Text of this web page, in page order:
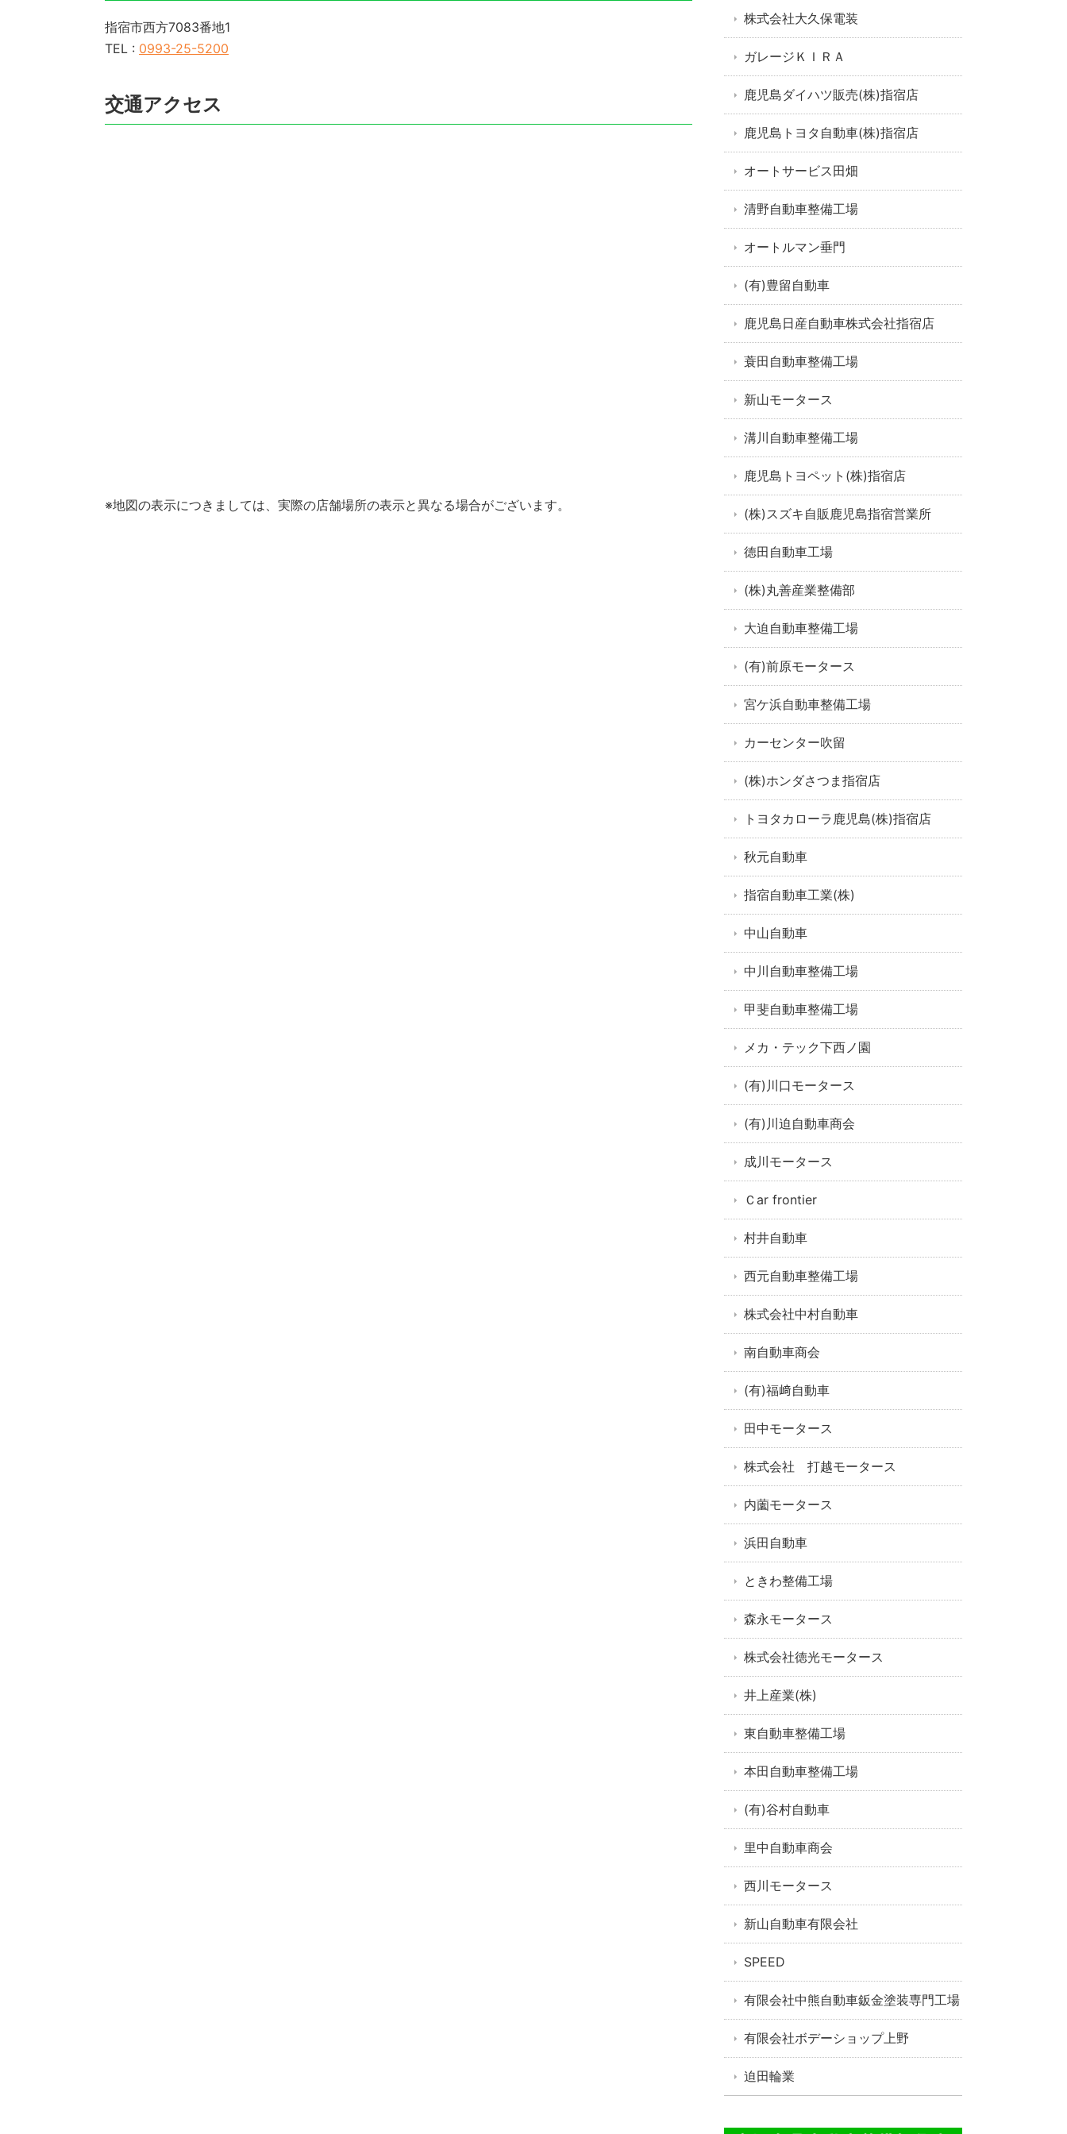
指宿市西方7083番地1
TEL : 0993-25-5200
交通アクセス
※地図の表示につきましては、実際の店舗場所の表示と異なる場合がございます。
株式会社大久保電装
ガレージＫＩＲＡ
鹿児島ダイハツ販売(株)指宿店
鹿児島トヨタ自動車(株)指宿店
オートサービス田畑
清野自動車整備工場
オートルマン垂門
(有)豊留自動車
鹿児島日産自動車株式会社指宿店
蓑田自動車整備工場
新山モータース
溝川自動車整備工場
鹿児島トヨペット(株)指宿店
(株)スズキ自販鹿児島指宿営業所
徳田自動車工場
(株)丸善産業整備部
大迫自動車整備工場
(有)前原モータース
宮ケ浜自動車整備工場
カーセンター吹留
(株)ホンダさつま指宿店
トヨタカローラ鹿児島(株)指宿店
秋元自動車
指宿自動車工業(株)
中山自動車
中川自動車整備工場
甲斐自動車整備工場
メカ・テック下西ノ園
(有)川口モータース
(有)川迫自動車商会
成川モータース
Ｃar frontier
村井自動車
西元自動車整備工場
株式会社中村自動車
南自動車商会
(有)福﨑自動車
田中モータース
株式会社 打越モータース
内薗モータース
浜田自動車
ときわ整備工場
森永モータース
株式会社徳光モータース
井上産業(株)
東自動車整備工場
本田自動車整備工場
(有)谷村自動車
里中自動車商会
西川モータース
新山自動車有限会社
SPEED
有限会社中熊自動車鈑金塗装専門工場
有限会社ボデーショップ上野
迫田輪業